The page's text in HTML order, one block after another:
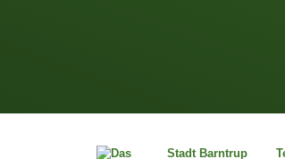
Stadt Barntrup